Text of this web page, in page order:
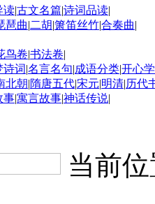
读|古文名篇|诗词品读|
琶曲|二胡|箫笛丝竹|合奏曲|
鸟卷|书法卷|
诗词|名言名句|成语分类|开心
北朝|隋唐五代|宋元|明清|历代
事|寓言故事|神话传说|
当前